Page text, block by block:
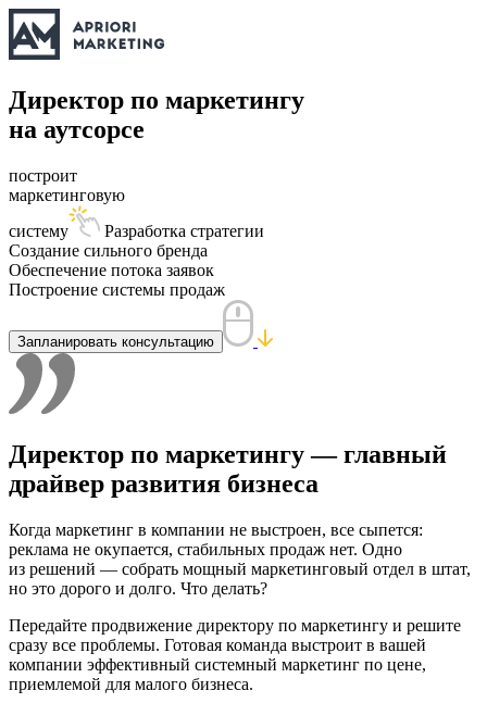
Директор по маркетингу
на аутсорсе
построит
маркетинговую
систему
Разработка стратегии
Создание сильного бренда
Обеспечение потока заявок
Построение системы продаж
Запланировать консультацию
Директор по маркетингу — главный
драйвер развития бизнеса
Когда маркетинг в компании не выстроен, все сыпется:
реклама не окупается, стабильных продаж нет. Одно
из решений — собрать мощный маркетинговый отдел в штат,
но это дорого и долго. Что делать?
Передайте продвижение директору по маркетингу и решите
сразу все проблемы. Готовая команда выстроит в вашей
компании эффективный системный маркетинг по цене,
приемлемой для малого бизнеса.